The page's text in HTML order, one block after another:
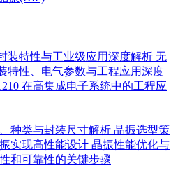
装特性与工业级应用深度解析 无
特性、电气参数与工程应用深度
在高集成电子系统中的工程应
种类与封装尺寸解析 晶振选型策
实现高性能设计 晶振性能优化与
和可靠性的关键步骤